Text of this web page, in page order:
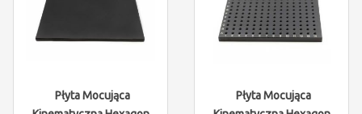
Płyta Mocująca
Płyta Mocująca